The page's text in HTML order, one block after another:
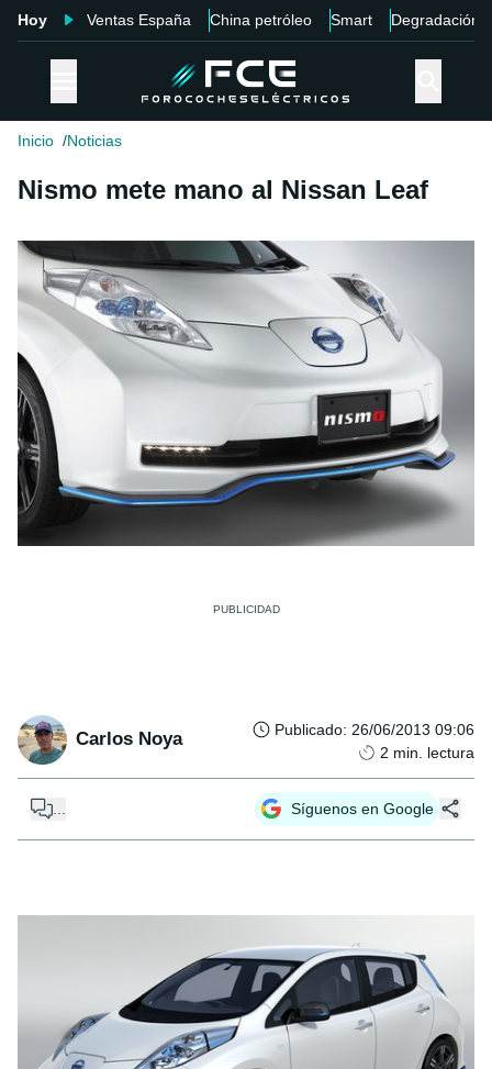
Hoy Ventas España China petróleo Smart Degradación
Inicio Noticias
Nismo mete mano al Nissan Leaf
Carlos Noya Publicado: 26/06/2013 09:06
2 min. lectura
Síguenos en Google